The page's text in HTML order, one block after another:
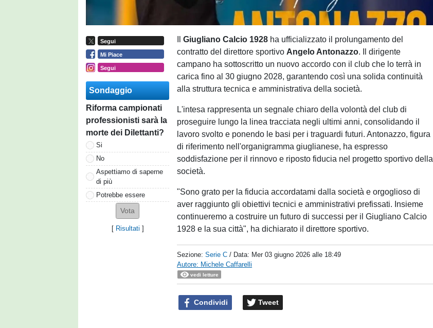
Segui
Mi Piace
Segui
Sondaggio
Riforma campionati
professionisti sarà la
morte dei Dilettanti?
Si
No
Aspettiamo di saperne
di più
Potrebbe essere
[ Risultati ]
IlGiugliano Calcio 1928 ha ufficializzato il prolungamento del
contratto del direttore sportivo Angelo Antonazzo. Il dirigente
campano ha sottoscritto un nuovo accordo con il club che lo terrà in
carica fino al 30 giugno 2028, garantendo così una solida continuità
alla struttura tecnica e amministrativa della società.
L'intesa rappresenta un segnale chiaro della volontà del club di
proseguire lungo la linea tracciata negli ultimi anni, consolidando il
lavoro svolto e ponendo le basi per i traguardi futuri. Antonazzo, figura
di riferimento nell'organigramma giuglianese, ha espresso
soddisfazione per il rinnovo e riposto fiducia nel progetto sportivo della
società.
"Sono grato per la fiducia accordatami dalla società e orgoglioso di
aver raggiunto gli obiettivi tecnici e amministrativi prefissati. Insieme
continueremo a costruire un futuro di successi per il Giugliano Calcio
1928 e la sua città", ha dichiarato il direttore sportivo.
Sezione:Serie C / Data: Mer 03 giugno 2026 alle 18:49
Autore: Michele Caffarelli
vedi letture
Condividi Tweet